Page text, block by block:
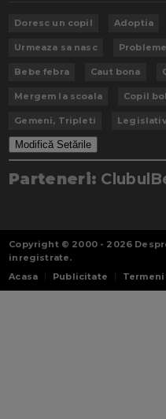
Doresc un copil Adoptia
Urmeaza sa nasc
Bebe febra Caut bona
Mergem la scoala Copil
Gemeni, Tripleti
Modifică Setările
Parteneri:
Copyright © 2000 - 2026
inregistrate.
Acasa
Publicitate